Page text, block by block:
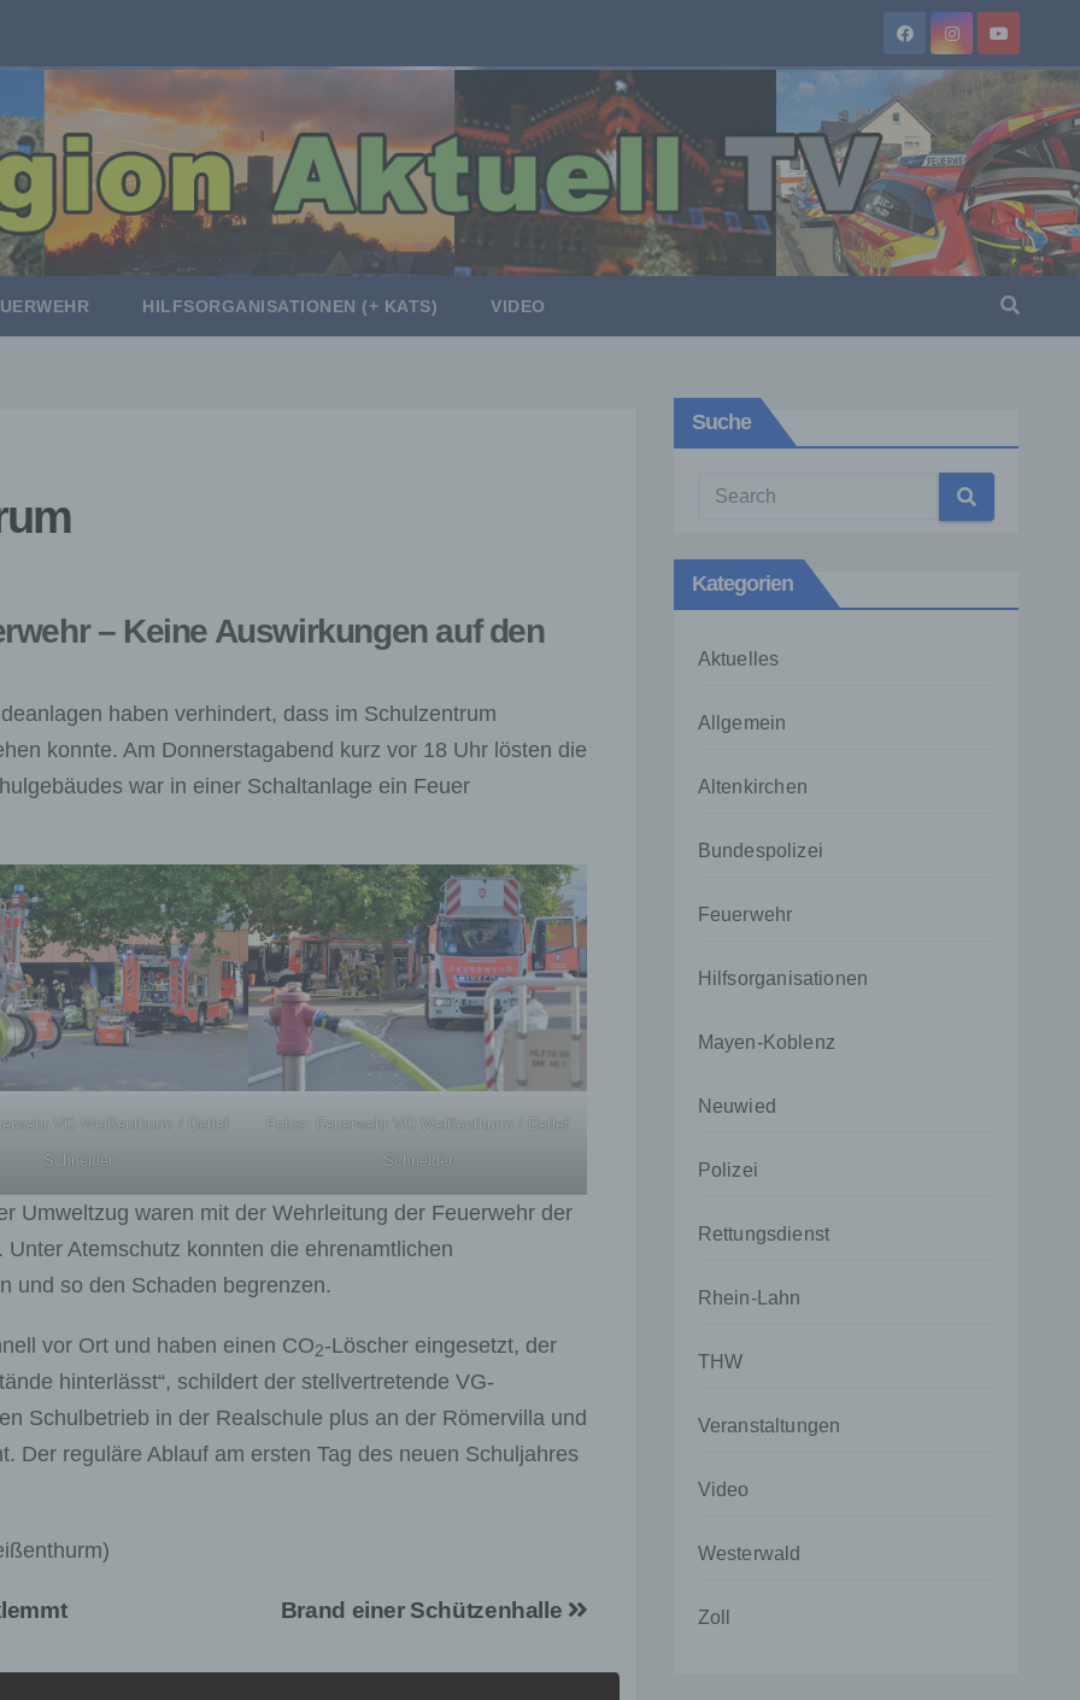
HILFSORGANISATIONEN (+ KATS) VIDEO
– Keine Auswirkungen auf den
haben verhindert, dass im Schulzentrum
konnte. Am Donnerstagabend kurz vor 18 Uhr lösten die
war in einer Schaltanlage ein Feuer
VG Weißenthurm / Detlef
Schneider
Fotos: Feuerwehr VG Weißenthurm / Detlef
Schneider
Umweltzug waren mit der Wehrleitung der Feuerwehr der
Atemschutz konnten die ehrenamtlichen
und so den Schaden begrenzen.
vor Ort und haben einen CO2-Löscher eingesetzt, der
hinterlässt“, schildert der stellvertretende VG-
Schulbetrieb in der Realschule plus an der Römervilla und
Der reguläre Ablauf am ersten Tag des neuen Schuljahres
Brand einer Schützenhalle
Suche
Kategorien
Aktuelles
Allgemein
Altenkirchen
Bundespolizei
Feuerwehr
Hilfsorganisationen
Mayen-Koblenz
Neuwied
Polizei
Rettungsdienst
Rhein-Lahn
THW
Veranstaltungen
Video
Westerwald
Zoll